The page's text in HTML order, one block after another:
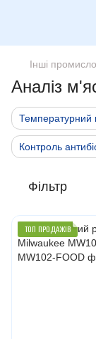
Інші
Аналіз
Температурний
Контроль
Фільтр
ТОП ПРОДАЖІВ